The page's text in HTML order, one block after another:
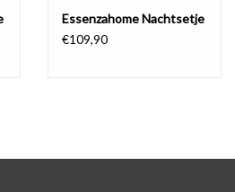
Essenzahome Nachtsetje
€109,90